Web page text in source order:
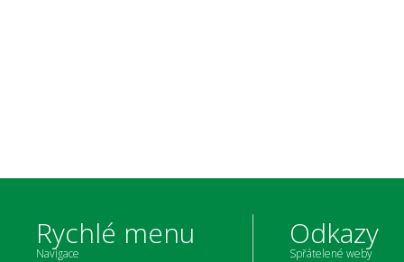
Rychlé menu
Navigace
Odkazy
Spřátelené weby